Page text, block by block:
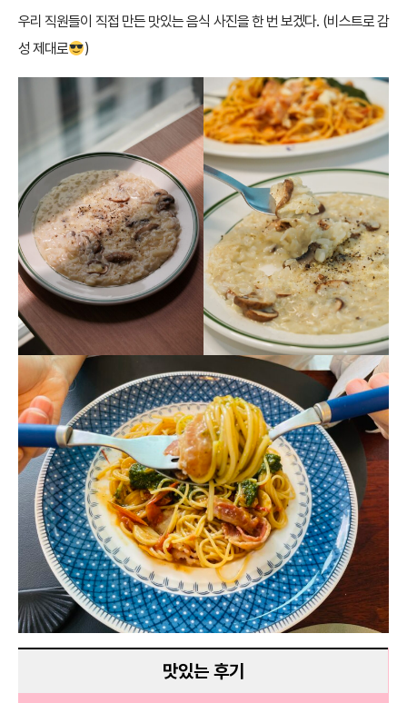
우리 직원들이 직접 만든 맛있는 음식 사진을 한 번 보겠다. (비스트로 감
성 제대로
)
맛있는 후기